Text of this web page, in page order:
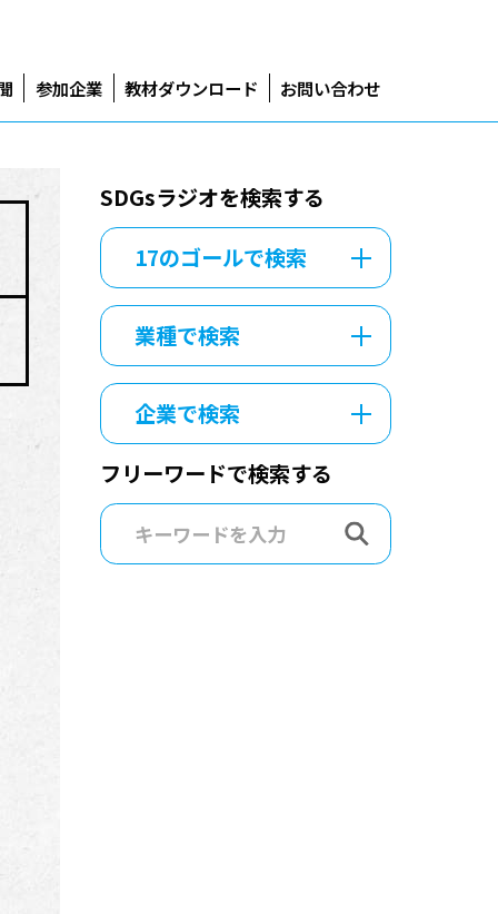
参加企業 教材ダウンロード お問い合わせ
SDGsラジオを検索する
17のゴールで検索
業種で検索
企業で検索
フリーワードで検索する